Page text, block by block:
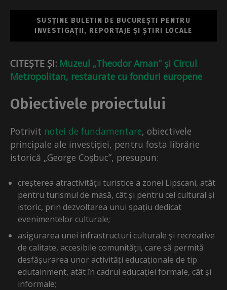
SUSȚINE BULETIN DE BUCUREȘTI PENTRU
INVESTIGAȚII, REPORTAJE ȘI ȘTIRI LOCALE
CITEȘTE ȘI: Muzeul „Theodor Aman” și Circul
Metropolitan, restaurate cu fonduri europene
Obiectivele proiectului
Potrivit notei de fundamentare, obiectivele
principale ale investiției, pentru fosta librărie
istorică „George Coșbuc”, presupun:
creșterea atractivității turistice a zonei Lipscani, atât
pentru turismul de masă, cât și pentru cel cultural și
istoric, prin dezvoltarea unui spațiu dedicat
evenimentelor culturale;
asigurarea unei infrastructuri culturale și recreative
de calitate, accesibile comunității, care să permită
desfășurarea unor activități educaționale de tip
edutainment, atât în cadrul educației formale, cât și
informale;